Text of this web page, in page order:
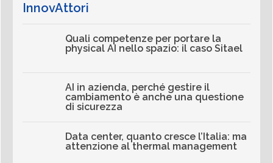
InnovAttori
Quali competenze per portare la
physical AI nello spazio: il caso Sitael
AI in azienda, perché gestire il
cambiamento è anche una questione
di sicurezza
Data center, quanto cresce l’Italia: ma
attenzione al thermal management